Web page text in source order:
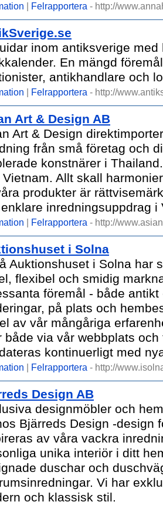
| Felrapportera - http://
inom antiksverige
En mängd
antikhandlare och
| Felrapportera - http://
Art & Design AB
Art & Design
från små företag och
konstnärer i
Vietnam. Allt skall
produkter är
inredningsuppdrag i
| Felrapportera - http://
i Solna
Auktionshuset i Solna har
flexibel och smidig
föremål - både
på plats och
av vår mångåriga
både via vår webbplats
kontinuerligt med
| Felrapportera - http://
Design AB
designmöbler och
Bjärreds Design -design
av våra vackra
unika interiör i ditt
duschar och
Vi har
och klassisk stil.